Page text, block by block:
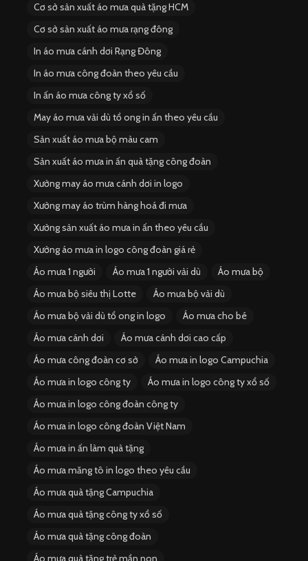
Cơ sở sản xuất áo mưa quà tặng HCM
Cơ sở sản xuất áo mưa rạng đông
In áo mưa cánh dơi Rạng Đông
In áo mưa công đoàn theo yêu cầu
In ấn áo mưa công ty xổ số
May áo mưa vải dù tổ ong in ấn theo yêu cầu
Sản xuất áo mưa bộ màu cam
Sản xuất áo mưa in ấn quà tặng công đoàn
Xưởng may áo mưa cánh dơi in logo
Xưởng may áo trùm hàng hoá đi mưa
Xưởng sản xuất áo mưa in ấn theo yêu cầu
Xưởng áo mưa in logo công đoàn giá rẻ
Áo mưa 1 người
Áo mưa 1 người vải dù
Áo mưa bộ
Áo mưa bộ siêu thị Lotte
Áo mưa bộ vải dù
Áo mưa bộ vải dù tổ ong in logo
Áo mưa cho bé
Áo mưa cánh dơi
Áo mưa cánh dơi cao cấp
Áo mưa công đoàn cơ sở
Áo mưa in logo Campuchia
Áo mưa in logo công ty
Áo mưa in logo công ty xổ số
Áo mưa in logo công đoàn công ty
Áo mưa in logo công đoàn Việt Nam
Áo mưa in ấn làm quà tặng
Áo mưa măng tô in logo theo yêu cầu
Áo mưa quà tặng Campuchia
Áo mưa quà tặng công ty xổ số
Áo mưa quà tặng công đoàn
Áo mưa quà tặng trẻ mần non